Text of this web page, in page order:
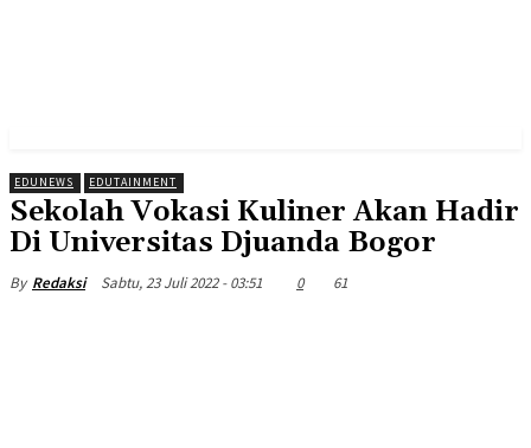
EDUNEWS EDUTAINMENT
Sekolah Vokasi Kuliner Akan Hadir
Di Universitas Djuanda Bogor
By Redaksi Sabtu, 23 Juli 2022 - 03:51 0 61